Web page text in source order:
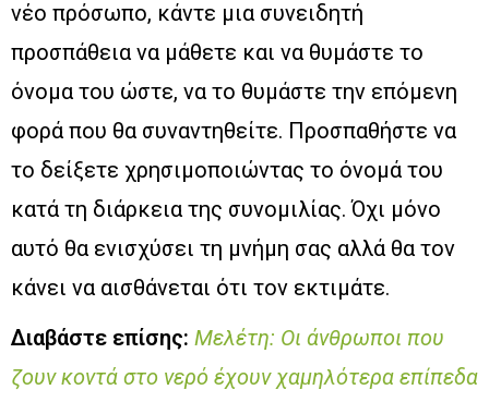
νέο πρόσωπο, κάντε μια συνειδητή
προσπάθεια να μάθετε και να θυμάστε το
όνομα του ώστε, να το θυμάστε την επόμενη
φορά που θα συναντηθείτε. Προσπαθήστε να
το δείξετε χρησιμοποιώντας το όνομά του
κατά τη διάρκεια της συνομιλίας. Όχι μόνο
αυτό θα ενισχύσει τη μνήμη σας αλλά θα τον
κάνει να αισθάνεται ότι τον εκτιμάτε.
Διαβάστε επίσης: Μελέτη: Οι άνθρωποι που
ζουν κοντά στο νερό έχουν χαμηλότερα επίπεδα